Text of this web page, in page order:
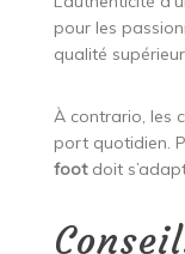
pour les
qualité
À contrario, les
port quotidien.
footdoit